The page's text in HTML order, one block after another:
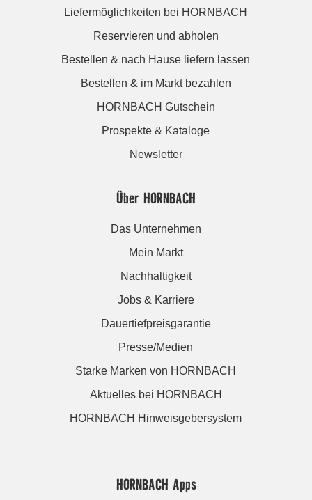
Liefermöglichkeiten bei HORNBACH
Reservieren und abholen
Bestellen & nach Hause liefern lassen
Bestellen & im Markt bezahlen
HORNBACH Gutschein
Prospekte & Kataloge
Newsletter
Über HORNBACH
Das Unternehmen
Mein Markt
Nachhaltigkeit
Jobs & Karriere
Dauertiefpreisgarantie
Presse/Medien
Starke Marken von HORNBACH
Aktuelles bei HORNBACH
HORNBACH Hinweisgebersystem
HORNBACH Apps